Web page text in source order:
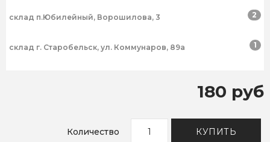
склад п.Юбилейный, Ворошилова, 3 2
склад г. Старобельск, ул. Коммунаров, 89а 1
180 руб
Количество КУПИТЬ